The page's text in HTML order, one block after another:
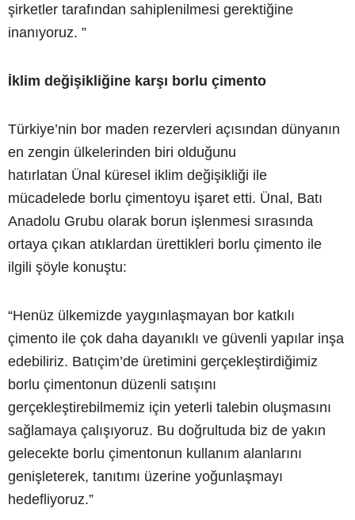
şirketler tarafından sahiplenilmesi gerektiğine
inanıyoruz. ”
İklim değişikliğine karşı borlu çimento
Türkiye’nin bor maden rezervleri açısından dünyanın
en zengin ülkelerinden biri olduğunu
hatırlatan Ünal küresel iklim değişikliği ile
mücadelede borlu çimentoyu işaret etti. Ünal, Batı
Anadolu Grubu olarak borun işlenmesi sırasında
ortaya çıkan atıklardan ürettikleri borlu çimento ile
ilgili şöyle konuştu:
“Henüz ülkemizde yaygınlaşmayan bor katkılı
çimento ile çok daha dayanıklı ve güvenli yapılar inşa
edebiliriz. Batıçim’de üretimini gerçekleştirdiğimiz
borlu çimentonun düzenli satışını
gerçekleştirebilmemiz için yeterli talebin oluşmasını
sağlamaya çalışıyoruz. Bu doğrultuda biz de yakın
gelecekte borlu çimentonun kullanım alanlarını
genişleterek, tanıtımı üzerine yoğunlaşmayı
hedefliyoruz.”